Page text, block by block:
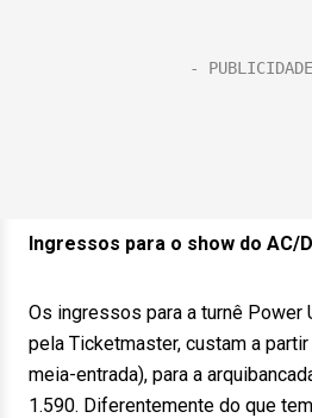
Ingressos para o show do AC/
Os ingressos para a turnê Power
pela Ticketmaster, custam a
meia-entrada), para a
1.590. Diferentemente do que